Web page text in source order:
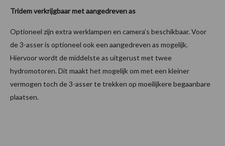
Tridem verkrijgbaar met aangedreven as
Optioneel zijn extra werklampen en camera’s beschikbaar. Voor
de 3-asser is optioneel ook een aangedreven as mogelijk.
Hiervoor wordt de middelste as uitgerust met twee
hydromotoren. Dit maakt het mogelijk om met een kleiner
vermogen toch de 3-asser te trekken op moeilijkere begaanbare
plaatsen.